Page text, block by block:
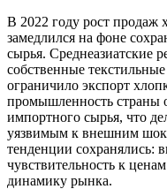
В 2022 году рост продаж
замедлился на фоне
сырья. Среднеазиатские
собственные
ограничило экспорт
промышленность страны
импортного сырья, что
уязвимым к внешним
тенденции сохранялись:
чувствительность к
динамику рынка.